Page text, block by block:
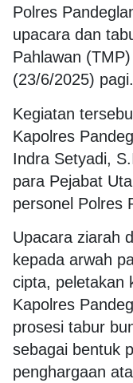
Polres
upacara dan
Pahlawan
(23/6/2025) pagi.
Kegiatan
Kapolres
Indra Setyadi,
para Pejabat
personel Polres
Upacara ziarah
kepada arwah
cipta, peletakan
Kapolres
prosesi tabur
sebagai bentuk
penghargaan